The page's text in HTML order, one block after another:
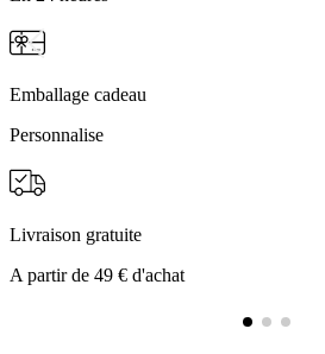
Emballage cadeau
Personnalise
Livraison gratuite
A partir de 49 € d'achat